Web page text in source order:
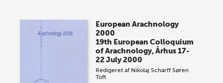
European Arachnology
2000
19th European Colloquium
of Arachnology, Århus 17-
22 July 2000
Redigeret af Nikolaj Scharff Søren
Toft